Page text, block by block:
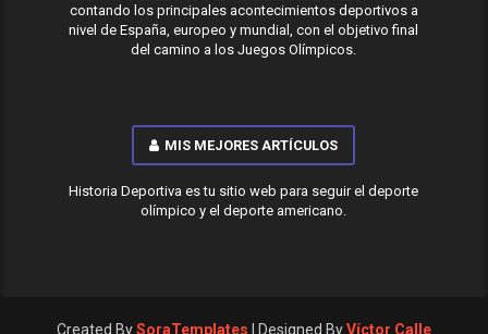
contando los principales acontecimientos deportivos a
nivel de España, europeo y mundial, con el objetivo final
del camino a los Juegos Olímpicos.
MIS MEJORES ARTÍCULOS
Historia Deportiva es tu sitio web para seguir el deporte
olímpico y el deporte americano.
Created BySoraTemplates | Designed ByVíctor Calle